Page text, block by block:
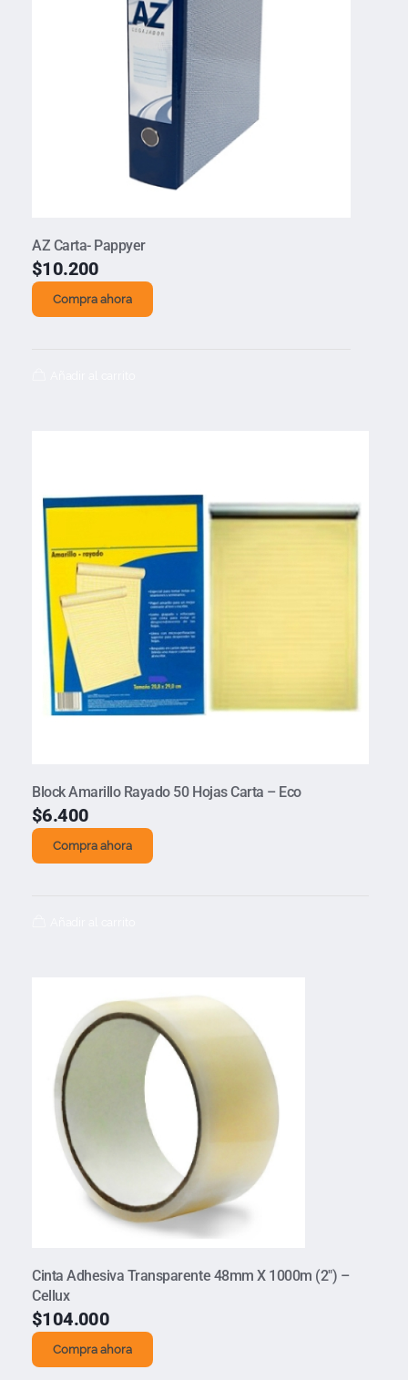
AZ Carta- Pappyer
$10.200
Compra ahora
Block Amarillo Rayado 50 Hojas Carta – Eco
$6.400
Compra ahora
Cinta Adhesiva Transparente 48mm X 1000m (2″) –
Cellux
$104.000
Compra ahora